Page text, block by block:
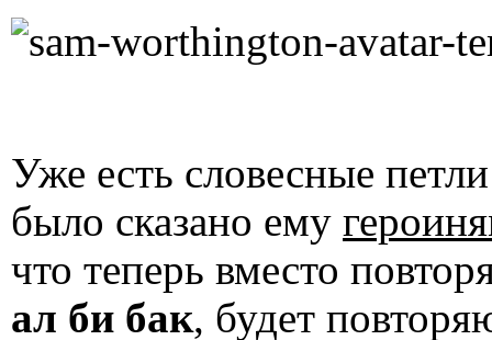
Уже есть словесные
было сказано ему
что теперь вместо
ал би бак, будет